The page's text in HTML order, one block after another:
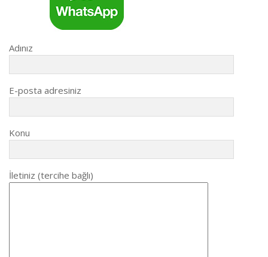
Adınız
E-posta adresiniz
Konu
İletiniz (tercihe bağlı)